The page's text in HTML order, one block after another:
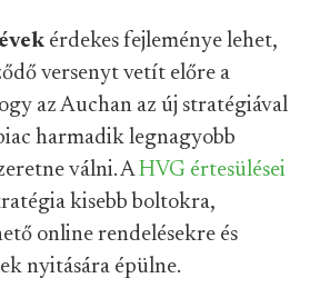
érdekes fejleménye lehet,
versenyt vetít előre a
az Auchan az új stratégiával
harmadik legnagyobb
válni. AHVG értesülései
kisebb boltokra,
online rendelésekre és
nyitására épülne.